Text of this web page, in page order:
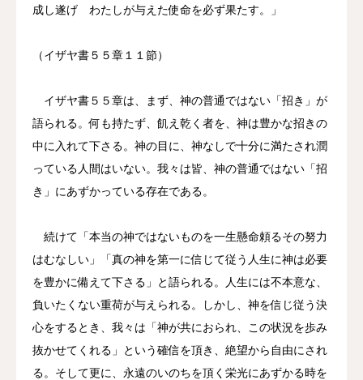
成し遂げ わたしが与えた使命を必ず果たす。」
（イザヤ書５５章１１節）
イザヤ書５５章は、まず、神の普通ではない「招き」が
語られる。何も持たず、飢え乾く者を、神は豊かな招きの
中に入れて下さる。神の目に、神なしで十分に満たされ潤
っている人間はいない。我々は皆、神の普通ではない「招
き」にあずかっている存在である。
続けて「本当の神ではないものを一生懸命頼るその努力
はむなしい」「真の神を第一に信じて従う人生に神は必要
を豊かに備えて下さる」と語られる。人生には不本意な、
負いたくない重荷が与えられる。しかし、神を信じ従う決
心をするとき、我々は「神が共におられ、この状況を歩み
抜かせてくれる」という確信を頂き、絶望から自由にされ
る。そして更に、永遠のいのちを頂く栄光にあずかる時を